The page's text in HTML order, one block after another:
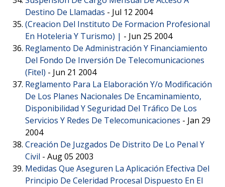
Destino De Llamadas - Jul 12 2004
(Creacion Del Instituto De Formacion Profesional
En Hoteleria Y Turismo) | - Jun 25 2004
Reglamento De Administración Y Financiamiento
Del Fondo De Inversión De Telecomunicaciones
(Fitel) - Jun 21 2004
Reglamento Para La Elaboración Y/o Modificación
De Los Planes Nacionales De Encaminamiento,
Disponibilidad Y Seguridad Del Tráfico De Los
Servicios Y Redes De Telecomunicaciones - Jan 29
2004
Creación De Juzgados De Distrito De Lo Penal Y
Civil - Aug 05 2003
Medidas Que Aseguren La Aplicación Efectiva Del
Principio De Celeridad Procesal Dispuesto En El